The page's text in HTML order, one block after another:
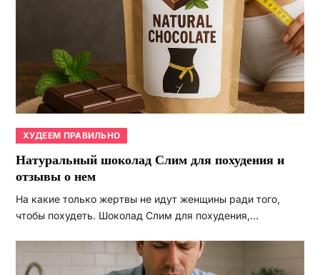
ХУДЕЕМ ПРАВИЛЬНО
Натуральный шоколад Слим для похудения и
отзывы о нем
На какие только жертвы не идут женщины ради того,
чтобы похудеть. Шоколад Слим для похудения,…